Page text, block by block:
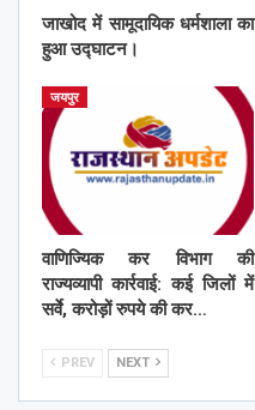
जाखोद में सामूदायिक धर्मशाला का
हुआ उद्घाटन।
जयपुर
वाणिज्यिक कर विभाग की
राज्यव्यापी कार्रवाई: कई जिलों में
सर्वे, करोड़ों रुपये की कर…
PREV NEXT